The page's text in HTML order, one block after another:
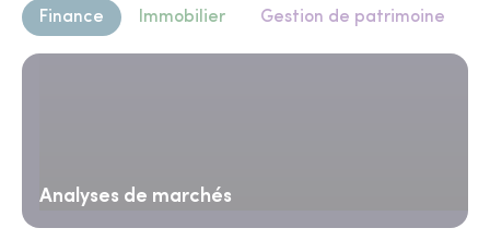
Finance Immobilier Gestion de patrimoine
Analyses de marchés